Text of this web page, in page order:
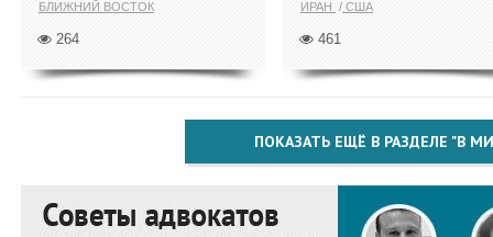
БЛИЖНИЙ ВОСТОК
264
ИРАН США
461
ПОКАЗАТЬ ЕЩЁ В РАЗДЕЛЕ "В